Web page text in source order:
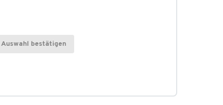
Auswahl bestätigen